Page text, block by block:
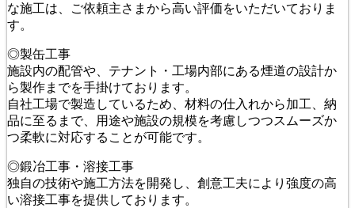
な施工は、ご依頼主さまから高い評価をいただいておりま
す。
◎製缶工事
施設内の配管や、テナント・工場内部にある煙道の設計か
ら製作までを手掛けております。
自社工場で製造しているため、材料の仕入れから加工、納
品に至るまで、用途や施設の規模を考慮しつつスムーズか
つ柔軟に対応することが可能です。
◎鍛冶工事・溶接工事
独自の技術や施工方法を開発し、創意工夫により強度の高
い溶接工事を提供しております。